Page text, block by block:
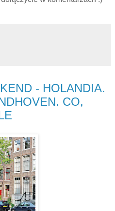
- HOLANDIA.
CO,